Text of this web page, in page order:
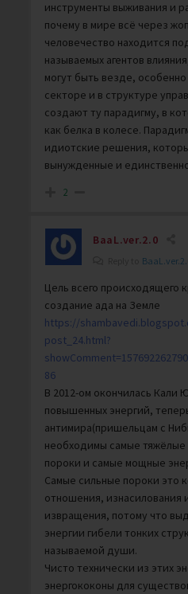
инструменты выживания и
почему в мире всё через
человечество находится
называемых агентов
могут быть везде,
секторе и в структуре
создают ту парадигму, в
как белка в колесе.
идиотские решения,
вынужденные и
2
BaaL.ver.2.0
Цель всего происходящего
создание ада на Земле
https://
post_24.html?
86
В 2012-ом окончилась Кали
повышенных энергий,
антимира(пришельцам с
необходимы самые
пороки и самые мощные
Самые сильные пороки это
отношения, изнасилования
извращения, потому что
энергии гибели тонких
называемой души.
Чисто технически из этих
энергококоны для